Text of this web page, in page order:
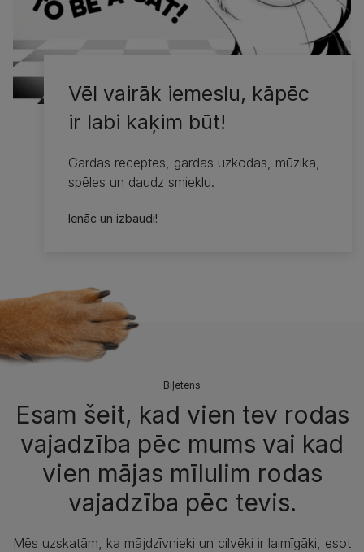
Vēl vairāk iemeslu, kāpēc
ir labi kaķim būt!
Gardas receptes, gardas uzkodas, mūzika,
spēles un daudz smieklu.
Ienāc un izbaudi!
Biļetens
Esam šeit, kad vien tev rodas
vajadzība pēc mums vai kad
vien mājas mīlulim rodas
vajadzība pēc tevis.
Mēs uzskatām, ka mājdzīvnieki un cilvēki ir laimīgāki, esot